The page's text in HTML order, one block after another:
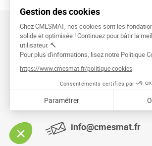
CMESMAT
91026 EVRY
info@cmesmat.fr